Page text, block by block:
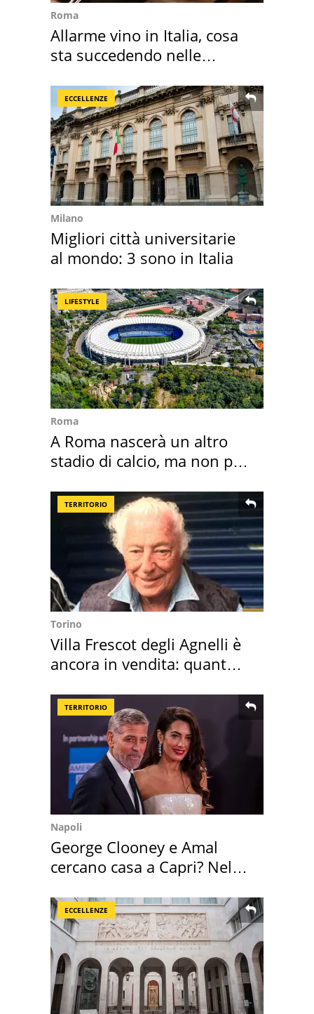
Roma
Allarme vino in Italia, cosa
sta succedendo nelle
ECCELLENZE
Milano
Migliori città universitarie
al mondo: 3 sono in Italia
LIFESTYLE
Roma
A Roma nascerà un altro
stadio di calcio, ma non per
TERRITORIO
Torino
Villa Frescot degli Agnelli è
ancora in vendita: quanto
TERRITORIO
Napoli
George Clooney e Amal
cercano casa a Capri? Nel
ECCELLENZE